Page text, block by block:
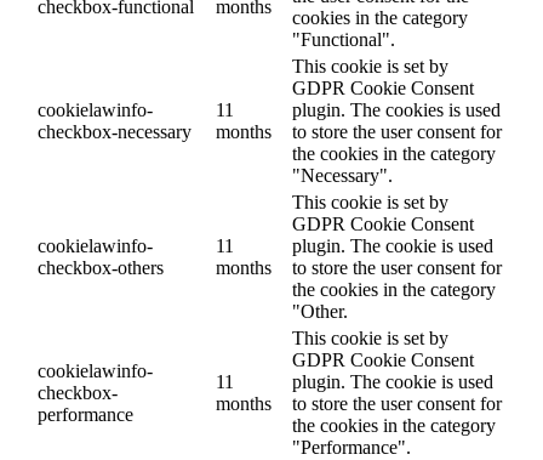
checkbox-functional
months
cookies in the category
"Functional".
cookielawinfo-
checkbox-necessary
11
months
This cookie is set by
GDPR Cookie Consent
plugin. The cookies is used
to store the user consent for
the cookies in the category
"Necessary".
cookielawinfo-
checkbox-others
11
months
This cookie is set by
GDPR Cookie Consent
plugin. The cookie is used
to store the user consent for
the cookies in the category
"Other.
cookielawinfo-
checkbox-
performance
11
months
This cookie is set by
GDPR Cookie Consent
plugin. The cookie is used
to store the user consent for
the cookies in the category
"Performance".